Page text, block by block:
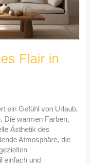
Flair in
ein Gefühl von Urlaub,
Die warmen Farben,
Ästhetik des
Atmosphäre, die
einfach und